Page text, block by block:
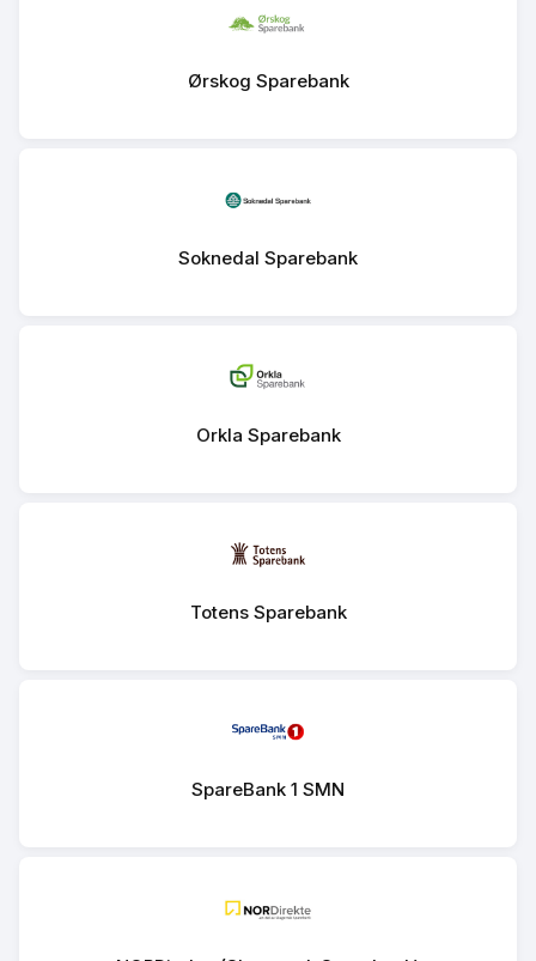
Ørskog Sparebank
Soknedal Sparebank
Orkla Sparebank
Totens Sparebank
SpareBank 1 SMN